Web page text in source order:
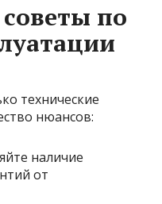
по
технические
нюансов:
наличие
от